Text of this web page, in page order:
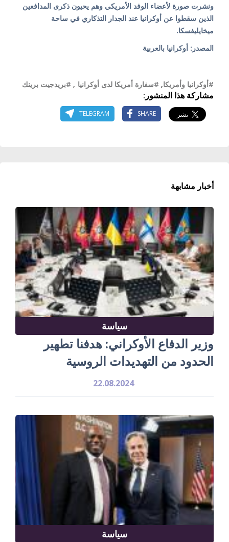
ونشرت صورة لأعضاء الوفد الأمريكي وهم يحيون ذكرى المدافعين
الذين سقطوا عن أوكرانيا عند الجدار التذكاري في ساحة
ميخايليفسكا.
المصدر: أوكرانيا بالعربية
#أوكرانيا وأمريكا, #سفارة أمريكا لدى أوكرانيا , #بريدجيت برينك
مشاركة هذا المنشور:
SHARE
TELEGRAM
أخبار مشابهة
سياسة
وزير الدفاع الأوكراني: هدفنا تطهير
الحدود من التهديدات الروسية
22.08.2024
سياسة